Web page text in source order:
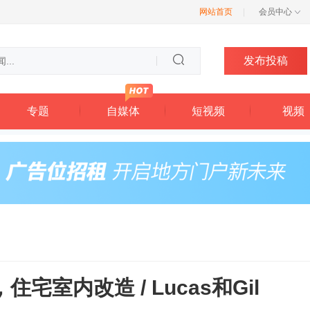
网站首页 会员中心
发布投稿
专题 自媒体 短视频 视频
住宅室内改造 / Lucas和Gil